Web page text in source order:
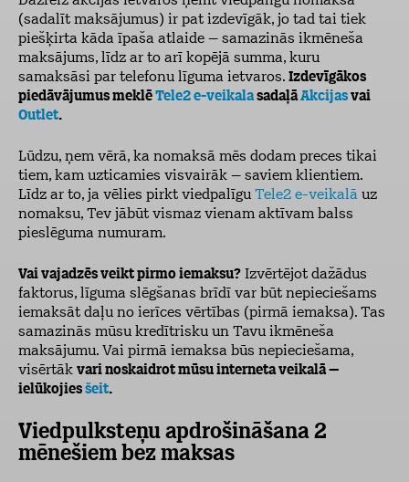
(sadalīt maksājumus) ir pat izdevīgāk, jo tad tai tiek
piešķirta kāda īpaša atlaide – samazinās ikmēneša
maksājums, līdz ar to arī kopējā summa, kuru
samaksāsi par telefonu līguma ietvaros. Izdevīgākos
piedāvājumus meklēTele2 e-veikalasadaļāAkcijasvai
Outlet.
Lūdzu, ņem vērā, ka nomaksā mēs dodam preces tikai
tiem, kam uzticamies visvairāk – saviem klientiem.
Līdz ar to, ja vēlies pirkt viedpalīgu Tele2 e-veikalā uz
nomaksu, Tev jābūt vismaz vienam aktīvam balss
pieslēguma numuram.
Vai vajadzēs veikt pirmo iemaksu? Izvērtējot dažādus
faktorus, līguma slēgšanas brīdī var būt nepieciešams
iemaksāt daļu no ierīces vērtības (pirmā iemaksa). Tas
samazinās mūsu kredītrisku un Tavu ikmēneša
maksājumu. Vai pirmā iemaksa būs nepieciešama,
visērtāk vari noskaidrot mūsu interneta veikalā –
ielūkojiesšeit.
Viedpulksteņu apdrošināšana 2
mēnešiem bez maksas